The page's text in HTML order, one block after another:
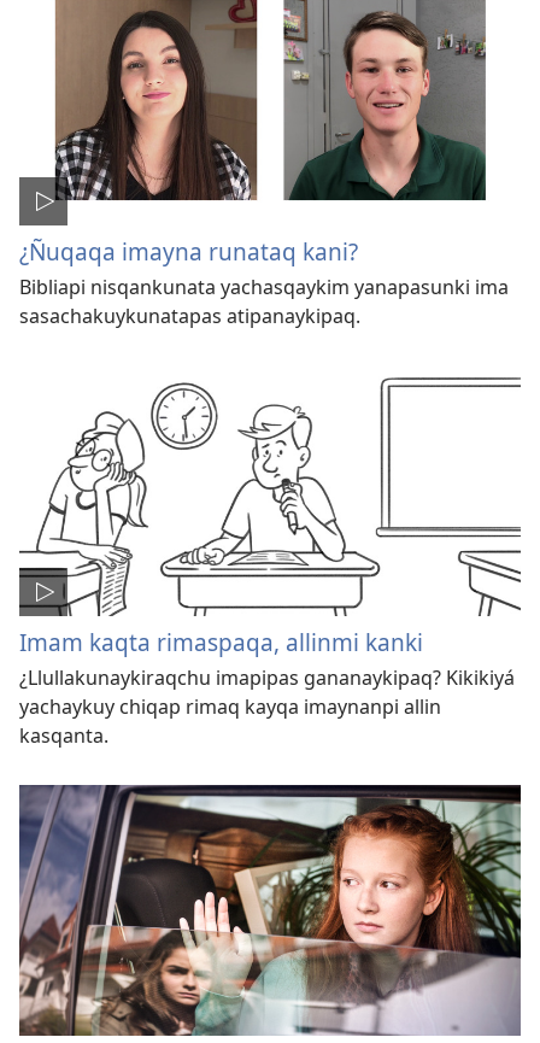
¿Ñuqaqa imayna runataq kani?
Bibliapi nisqankunata yachasqaykim yanapasunki ima
sasachakuykunatapas atipanaykipaq.
Imam kaqta rimaspaqa, allinmi kanki
¿Llullakunaykiraqchu imapipas gananaykipaq? Kikikiyá
yachaykuy chiqap rimaq kayqa imaynanpi allin
kasqanta.